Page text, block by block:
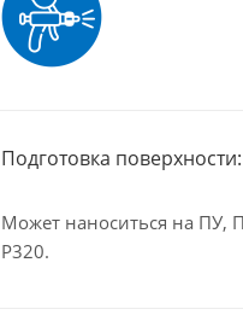
Подготовка поверхности:
Может наноситься на ПУ,
Р320.